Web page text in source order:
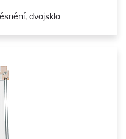
dvojsklo